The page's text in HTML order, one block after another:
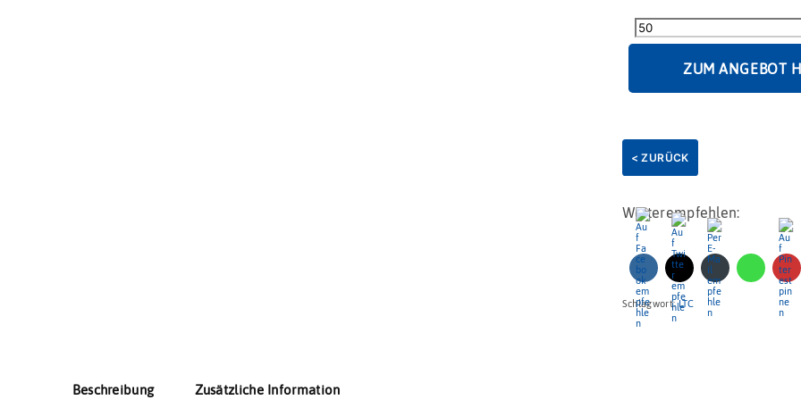
Kuhflecken
50g
ZUM ANGEBOT
< ZURÜCK
Weiterempfehlen:
Schlagwort:LTC
Beschreibung Zusätzliche Information